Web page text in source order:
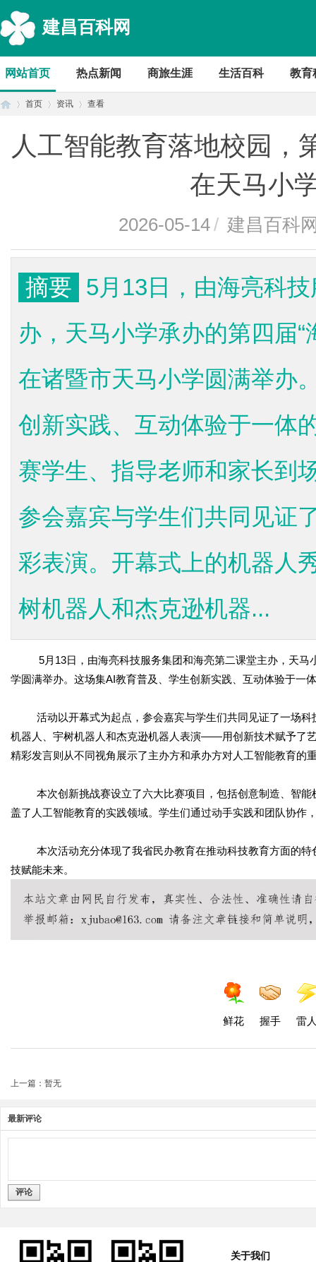
建昌百科网
网站首页 热点新闻 商旅生涯 生活百科 教育
首页 资讯 查看
人工智能教育落地校园，
在天马小
2026-05-14/ 建昌百科
摘要
5月13日，由海亮科
办，天马小学承办的第四届
在诸暨市天马小学圆满举办
创新实践、互动体验于一体
赛学生、指导老师和家长到
参会嘉宾与学生们共同见证
彩表演。开幕式上的机器
树机器人和杰克逊机器...
5月 13日，由海亮科技服务集团和海亮第二课堂主办，天马
学圆满举办。这场集AI教育普及、学生创新实践、互动体验于一
活动以开幕式为起点，参会嘉宾与学生们共同见证了一场
机器人、宇树机器人和杰克逊机器人表演——用创新技术赋予了
精彩发言则从不同视角展示了主办方和承办方对人工智能教育的
本次创新挑战赛设立了六大比赛项目，包括创意制造、智
盖了人工智能教育的实践领域。学生们通过动手实践和团队协作
本次活动充分体现了我省民办教育在推动科技教育方面的
技赋能未来。
鲜花 握手 雷
上一篇：暂无
最新评论
评论
关于我们